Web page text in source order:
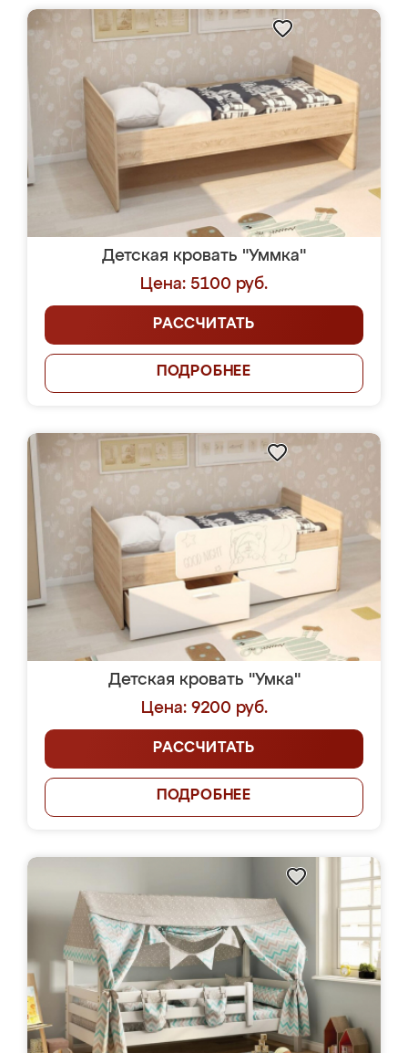
Детская кровать "Уммка"
Цена: 5100 руб.
РАССЧИТАТЬ
ПОДРОБНЕЕ
Детская кровать "Умка"
Цена: 9200 руб.
РАССЧИТАТЬ
ПОДРОБНЕЕ